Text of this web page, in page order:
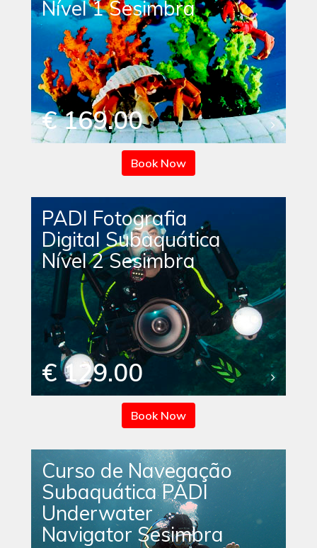
Nível 1 Sesimbra
€ 169.00
Book Now
PADI Fotografia
Digital Subaquática
Nível 2 Sesimbra
€ 129.00
Book Now
Curso de Navegação
Subaquática PADI
Underwater
Navigator Sesimbra